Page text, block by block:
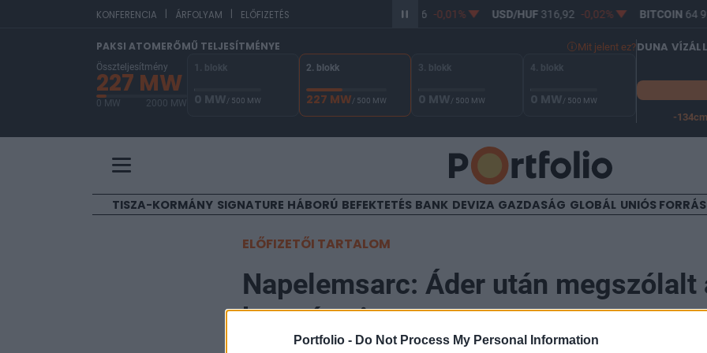
Portfolio - Do Not Process My Personal Information
KONFERENCIA | ÁRFOLYAM | ELŐFIZETÉS 365,36 -0,01% USD/HUF316,92 -0,02% BITCOIN64
PAKSI ATOMERŐMŰ TELJESÍTMÉNYE Mit jelent ez?
Összteljesítmény
227 MW
0 MW 2000 MW
1. blokk
0 MW/ 500 MW
2. blokk
227 MW/ 500 MW
3. blokk
0 MW/ 500 MW
4. blokk
0 MW/ 500 MW
DUNA
-134cm
TISZA-KORMÁNY SIGNATURE HÁBORÚ BEFEKTETÉS BANK DEVIZA GAZDASÁG GLOBÁL UNIÓS
ELŐFIZETŐI TARTALOM
Napelemsarc: Áder után megszólalt
kormány is